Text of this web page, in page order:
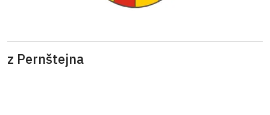
z Pernštejna